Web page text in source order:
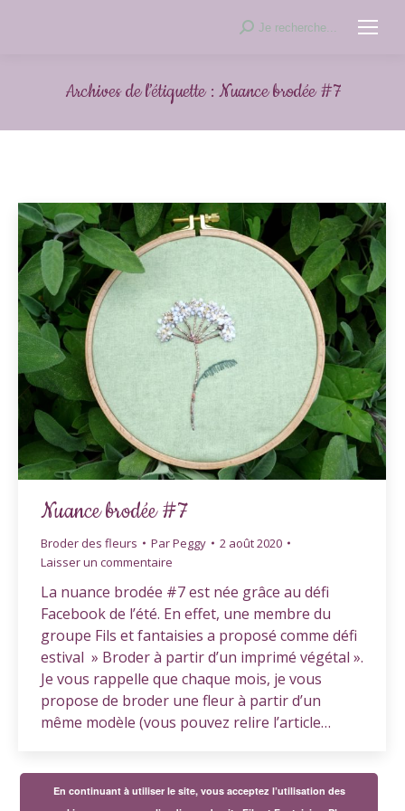
Recherche
Je recherche...
Archives de l’étiquette : Nuance brodée #7
Nuance brodée #7
Broder des fleurs ParPeggy
2 août 2020
Laisser un commentaire
La nuance brodée #7 est née grâce au défi
Facebook de l’été. En effet, une membre du
groupe Fils et fantaisies a proposé comme défi
estival » Broder à partir d’un imprimé végétal ».
Je vous rappelle que chaque mois, je vous
propose de broder une fleur à partir d’un
même modèle (vous pouvez relire l’article…
En continuant à utiliser le site, vous acceptez l’utilisation des